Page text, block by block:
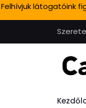
Felhívjuk látogatóink